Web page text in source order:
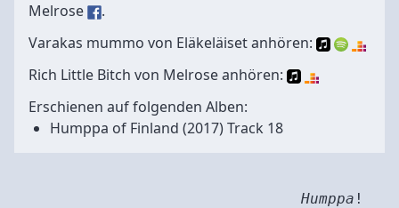
Melrose
.
Varakas mummo von Eläkeläiset anhören:
Rich Little Bitch von Melrose anhören:
Erschienen auf folgenden Alben:
Humppa of Finland (2017) Track 18
Humppa !